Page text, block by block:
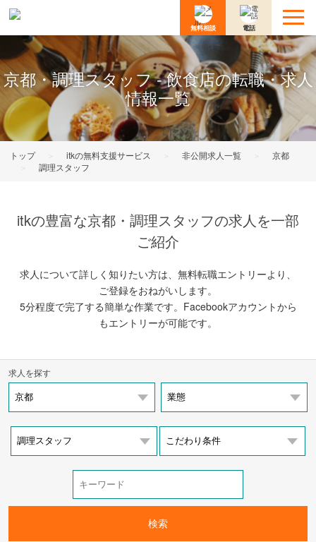
無料相談 電話
京都・調理スタッフ - 飲食店の転職・求人
情報一覧
トップ itkの無料支援サービス 非公開求人一覧
京都
調理スタッフ
itkの豊富な京都・調理スタッフの求人を一部
ご紹介
求人について詳しく知りたい方は、無料転職エントリーより、
ご登録をおねがいします。
5分程度で完了する簡単な作業です。Facebookアカウントから
もエントリーが可能です。
求人を探す